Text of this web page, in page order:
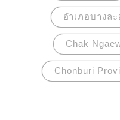
อำเภอบางละ
Chak
Chonburi